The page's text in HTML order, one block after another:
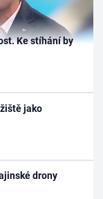
Ke stíhání by
jako
drony